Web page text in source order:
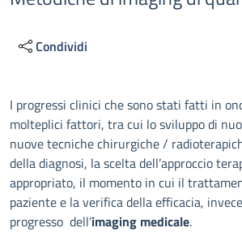
Condividi
Descrizione
I progressi clinici che sono stati fatti in
molteplici fattori, tra cui lo sviluppo di
nuove tecniche chirurgiche /
della diagnosi, la scelta dell’approccio
appropriato, il momento in cui il
paziente e la verifica della efficacia,
progresso dell’imaging medicale.